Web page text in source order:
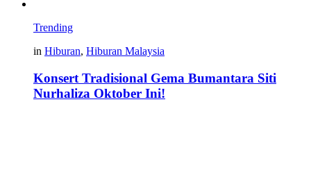
Trending
in Hiburan, Hiburan Malaysia
Konsert Tradisional Gema Bumantara Siti
Nurhaliza Oktober Ini!